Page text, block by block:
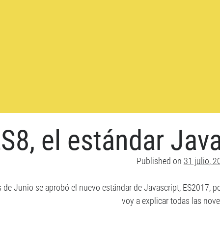
el estándar
Published on 31 julio,
de Junio se aprobó el nuevo estándar de Javascript, ES2017,
voy a explicar todas las